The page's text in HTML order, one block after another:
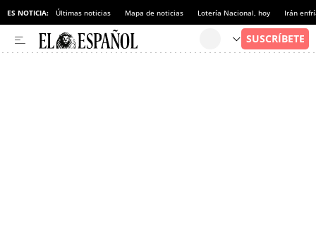
ES NOTICIA: Últimas noticias Mapa de noticias Lotería Nacional, hoy Irán